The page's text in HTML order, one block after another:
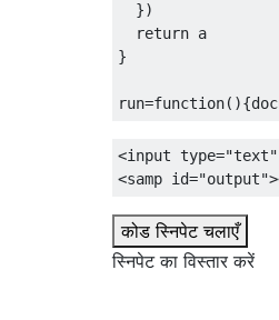
})
return
}
run=function(){
<input type="text"
<samp id="output"
कोड स्निपेट चलाएँ
स्निपेट का विस्तार करें